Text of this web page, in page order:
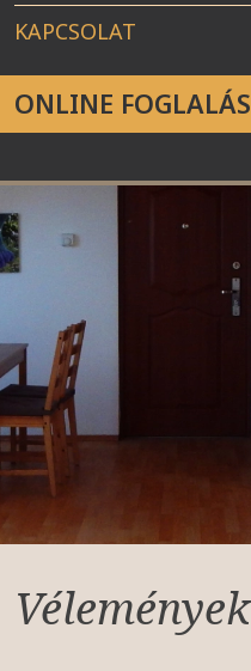
KAPCSOLAT
ONLINE FOGLALÁS
Vélemények